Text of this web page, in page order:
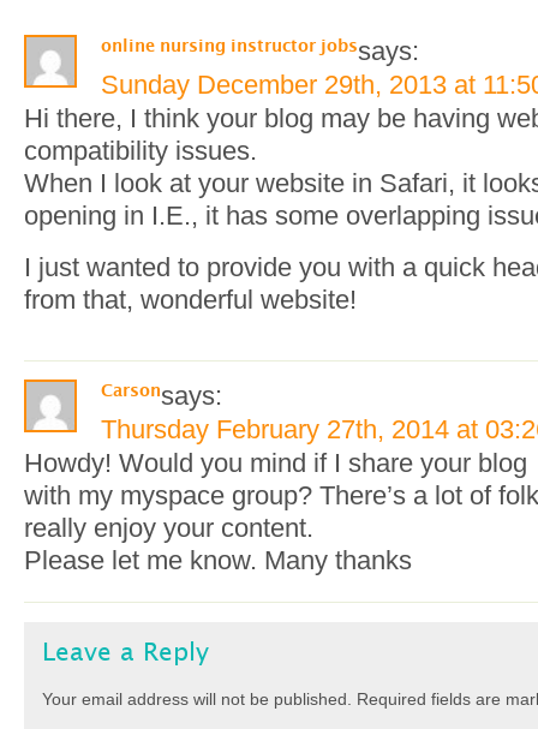
online nursing instructor jobssays:
Sunday December 29th, 2013 at
Hi there, I think your blog may be having
compatibility issues.
When I look at your website in Safari, it
opening in I.E., it has some overlapping
I just wanted to provide you with a quick
from that, wonderful website!
Carsonsays:
Thursday February 27th, 2014 at
Howdy! Would you mind if I share your blog
with my myspace group? There’s a lot of
really enjoy your content.
Please let me know. Many thanks
Leave a Reply
Your email address will not be published. Required fields are